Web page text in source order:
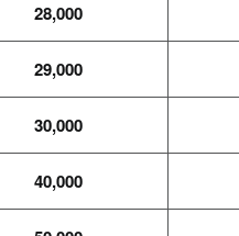
28,000
29,000
30,000
40,000